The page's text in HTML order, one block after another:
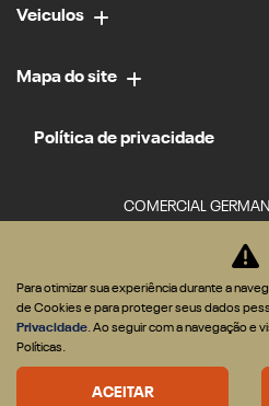
Veiculos
Mapa do site
Política de privacidade
COMERCIAL
CNPJ:
Desacelere. Seu bem maior
Para otimizar sua experiência durante a
de Cookies e para proteger seus dados
Privacidade. Ao seguir com a navegação e
Políticas.
ACEITAR